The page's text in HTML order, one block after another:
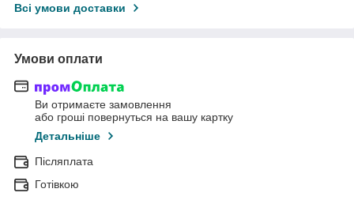
Всі умови доставки
Умови оплати
Ви отримаєте замовлення
або гроші повернуться на вашу картку
Детальніше
Післяплата
Готівкою